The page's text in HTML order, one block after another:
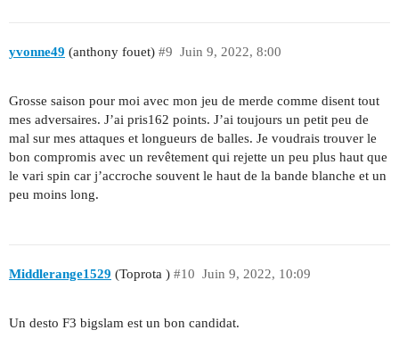
yvonne49 (anthony fouet) Juin 9, 2022, 8:00
#9
Grosse saison pour moi avec mon jeu de merde comme disent tout
mes adversaires. J’ai pris162 points. J’ai toujours un petit peu de
mal sur mes attaques et longueurs de balles. Je voudrais trouver le
bon compromis avec un revêtement qui rejette un peu plus haut que
le vari spin car j’accroche souvent le haut de la bande blanche et un
peu moins long.
Middlerange1529 (Toprota ) Juin 9, 2022, 10:09
#10
Un desto F3 bigslam est un bon candidat.